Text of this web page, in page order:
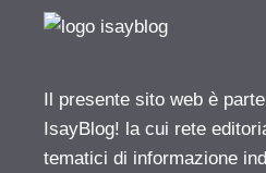
Il presente sito web è
IsayBlog! la cui rete
tematici di informazione